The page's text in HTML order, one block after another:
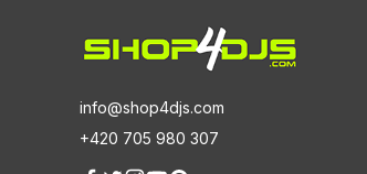
info@shop4djs.com
+420 705 980 307